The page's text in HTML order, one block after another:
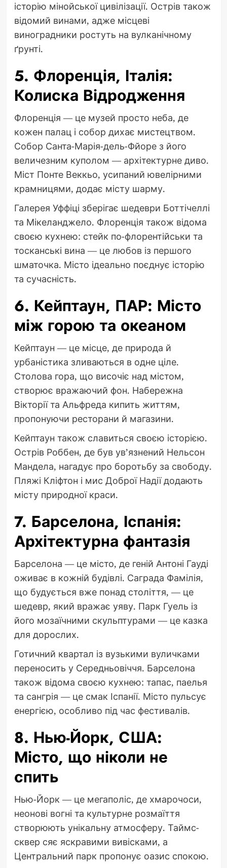
історію мінойської цивілізації. Острів також
відомий винами, адже місцеві
виноградники ростуть на вулканічному
ґрунті.
5. Флоренція, Італія:
Колиска Відродження
Флоренція — це музей просто неба, де
кожен палац і собор дихає мистецтвом.
Собор Санта-Марія-дель-Фйоре з його
величезним куполом — архітектурне диво.
Міст Понте Веккьо, усипаний ювелірними
крамницями, додає місту шарму.
Галерея Уффіці зберігає шедеври Боттічеллі
та Мікеланджело. Флоренція також відома
своєю кухнею: стейк по-флорентійськи та
тосканські вина — це любов із першого
шматочка. Місто ідеально поєднує історію
та сучасність.
6. Кейптаун, ПАР: Місто
між горою та океаном
Кейптаун — це місце, де природа й
урбаністика зливаються в одне ціле.
Столова гора, що височіє над містом,
створює вражаючий фон. Набережна
Вікторії та Альфреда кипить життям,
пропонуючи ресторани й магазини.
Кейптаун також славиться своєю історією.
Острів Роббен, де був ув’язнений Нельсон
Мандела, нагадує про боротьбу за свободу.
Пляжі Кліфтон і мис Доброї Надії додають
місту природної краси.
7. Барселона, Іспанія:
Архітектурна фантазія
Барселона — це місто, де геній Антоні Гауді
оживає в кожній будівлі. Саграда Фамілія,
що будується вже понад століття, — це
шедевр, який вражає уяву. Парк Гуель із
його мозаїчними скульптурами — це казка
для дорослих.
Готичний квартал із вузькими вуличками
переносить у Середньовіччя. Барселона
також відома своєю кухнею: тапас, паелья
та сангрія — це смак Іспанії. Місто пульсує
енергією, особливо під час фестивалів.
8. Нью-Йорк, США:
Місто, що ніколи не
спить
Нью-Йорк — це мегаполіс, де хмарочоси,
неонові вогні та культурне розмаїття
створюють унікальну атмосферу. Таймс-
сквер сяє яскравими вивісками, а
Центральний парк пропонує оазис спокою.